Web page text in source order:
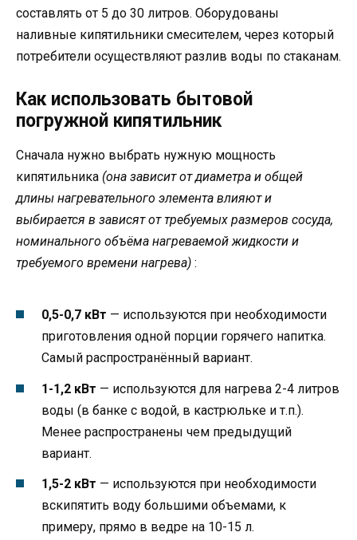
составлять от 5 до 30 литров. Оборудованы
наливные кипятильники смесителем, через который
потребители осуществляют разлив воды по стаканам.
Как использовать бытовой
погружной кипятильник
Сначала нужно выбрать нужную мощность
кипятильника (она зависит от диаметра и общей
длины нагревательного элемента влияют и
выбирается в зависят от требуемых размеров сосуда,
номинального объёма нагреваемой жидкости и
требуемого времени нагрева) :
0,5-0,7 кВт — используются при необходимости
приготовления одной порции горячего напитка.
Самый распространённый вариант.
1-1,2 кВт — используются для нагрева 2-4 литров
воды (в банке с водой, в кастрюльке и т.п.).
Менее распространены чем предыдущий
вариант.
1,5-2 кВт — используются при необходимости
вскипятить воду большими объемами, к
примеру, прямо в ведре на 10-15 л.